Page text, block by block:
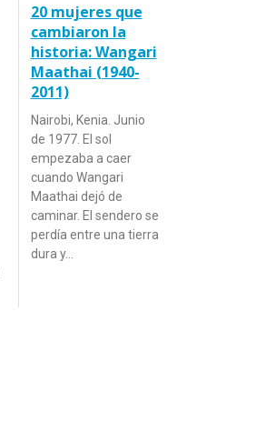
20 mujeres que
cambiaron la
historia: Wangari
Maathai (1940-
2011)
Nairobi, Kenia. Junio
de 1977. El sol
empezaba a caer
cuando Wangari
Maathai dejó de
caminar. El sendero se
perdía entre una tierra
dura y…